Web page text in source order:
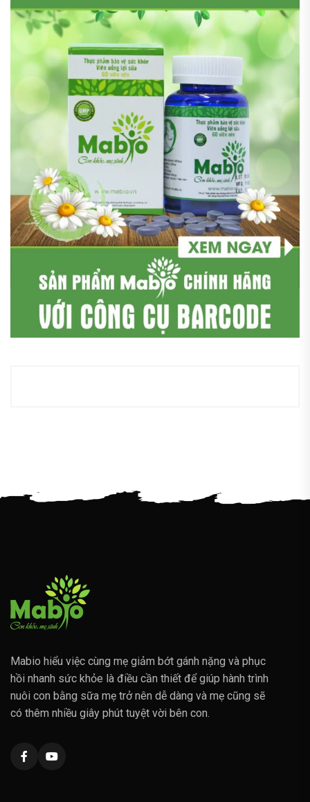
Mabio hiểu việc cùng mẹ giảm bớt gánh nặng và phục
hồi nhanh sức khỏe là điều cần thiết để giúp hành trình
nuôi con bằng sữa mẹ trở nên dễ dàng và mẹ cũng sẽ
có thêm nhiều giây phút tuyệt vời bên con.